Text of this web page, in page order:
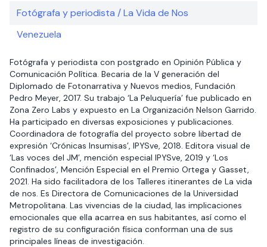
Fotógrafa y periodista / La Vida de Nos
Venezuela
Fotógrafa y periodista con postgrado en Opinión Pública y
Comunicación Política. Becaria de la V generación del
Diplomado de Fotonarrativa y Nuevos medios, Fundación
Pedro Meyer, 2017. Su trabajo ‘La Peluquería’ fue publicado en
Zona Zero Labs y expuesto en La Organización Nelson Garrido.
Ha participado en diversas exposiciones y publicaciones.
Coordinadora de fotografía del proyecto sobre libertad de
expresión ‘Crónicas Insumisas’, IPYSve, 2018. Editora visual de
‘Las voces del JM’, mención especial IPYSve, 2019 y ‘Los
Confinados’, Mención Especial en el Premio Ortega y Gasset,
2021. Ha sido facilitadora de los Talleres itinerantes de La vida
de nos. Es Directora de Comunicaciones de la Universidad
Metropolitana. Las vivencias de la ciudad, las implicaciones
emocionales que ella acarrea en sus habitantes, así como el
registro de su configuración física conforman una de sus
principales líneas de investigación.